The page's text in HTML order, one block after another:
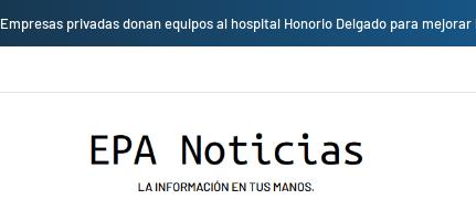
Cambio de sede: Vicentico y Los Fabulosos Cadillacs se presentarán en el